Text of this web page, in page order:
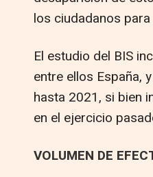
los ciudadanos
El estudio del BIS
entre ellos España,
hasta 2021, si bien
en el ejercicio
VOLUMEN DE